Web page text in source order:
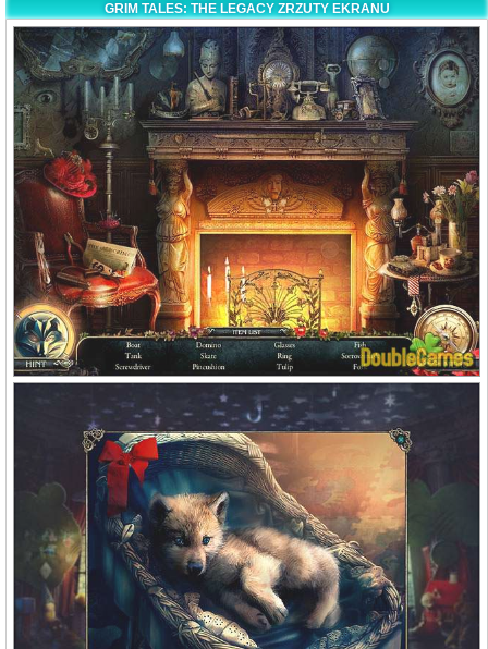
GRIM TALES: THE LEGACY ZRZUTY EKRANU